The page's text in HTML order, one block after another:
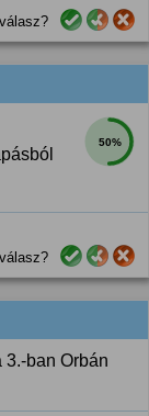
50%
3.-ban Orbán